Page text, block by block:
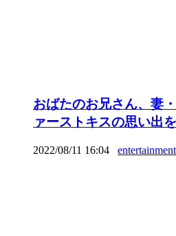
おばたのお兄さん、妻
ァーストキスの思い出
2022/08/11 16:04 entertainment